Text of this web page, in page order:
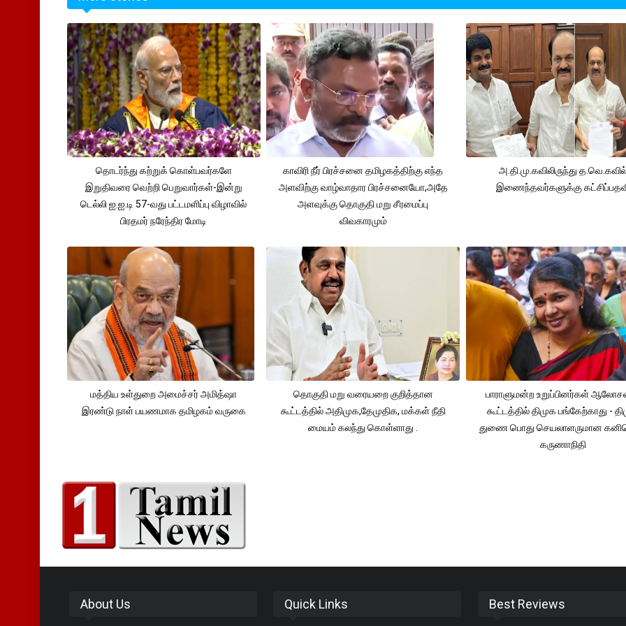
தொடர்ந்து கற்றுக் கொள்பவர்களே
இறுதிவரை வெற்றி பெறுவார்கள்-இன்று
டெல்லி ஐ.ஐ.டி 57-வது பட்டமளிப்பு விழாவில்
பிரதமர் நரேந்திர மோடி
காவிரி நீர் பிரச்சனை தமிழகத்திற்கு எந்த
அளவிற்கு வாழ்வாதார பிரச்சனையோ,அதே
அளவுக்கு தொகுதி மறு சீரமைப்பு
விவகாரமும்
அ.தி.மு.கவிலிருந்து
இணைந்தவர்களுக்கு
மத்திய உள்துறை அமைச்சர் அமித்ஷா
இரண்டு நாள் பயணமாக தமிழகம் வருகை
தொகுதி மறு வரையறை குறித்தான
கூட்டத்தில் அதிமுக,தேமுதிக, மக்கள் நீதி
மையம் கலந்து கொள்ளாது .
பாராளுமன்ற உறுப்பினர்கள்
கூட்டத்தில் திமுக பங்கேற்காது -
துணை பொது செயலாளருமான
கருணாநிதி
About Us Quick Links Best Reviews